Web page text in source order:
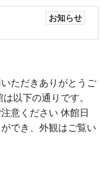
お知らせ
ただきありがとうご
以下の通りです。
意ください 休館日
でき、外観はご覧い